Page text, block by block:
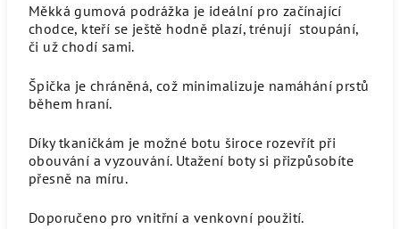
Měkká gumová podrážka je ideální pro začínající
chodce, kteří se ještě hodně plazí, trénují stoupání,
či už chodí sami.
Špička je chráněná, což minimalizuje namáhání prstů
během hraní.
Díky tkaničkám je možné botu široce rozevřít při
obouvání a vyzouvání. Utažení boty si přizpůsobíte
přesně na míru.
Doporučeno pro vnitřní a venkovní použití.